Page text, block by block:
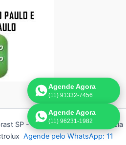
SP - 11 3836-9554 | Assistência
Agende pelo WhatsApp: 11
Agende Agora
(11) 91332-7456
Agende Agora
(11) 96231-1982